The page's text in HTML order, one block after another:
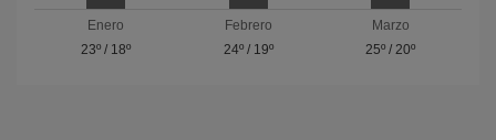
Enero
23º/ 18º
Febrero
24º/ 19º
Marzo
25º /20º